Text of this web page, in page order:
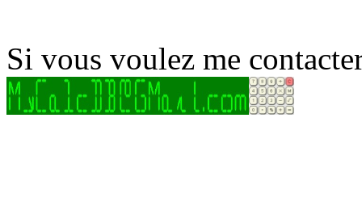
Si vous voulez me